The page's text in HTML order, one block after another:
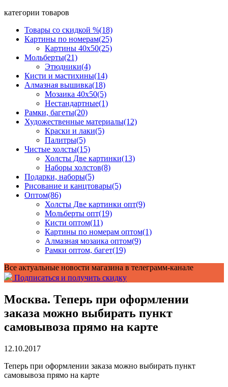
категории товаров
Товары со скидкой %(18)
Картины по номерам(25)
Картины 40x50(25)
Мольберты(21)
Этюдники(4)
Кисти и мастихины(14)
Алмазная вышивка(18)
Мозаика 40x50(5)
Нестандартные(1)
Рамки, багеты(20)
Художественные материалы(12)
Краски и лаки(5)
Палитры(5)
Чистые холсты(15)
Холсты Две картинки(13)
Наборы холстов(8)
Подарки, наборы(5)
Рисование и канцтовары(5)
Оптом(86)
Холсты Две картинки опт(9)
Мольберты опт(19)
Кисти оптом(11)
Картины по номерам оптом(1)
Алмазная мозаика оптом(9)
Рамки оптом, багет(19)
Все актуальные новости магазина в телеграмм-канале
Подписаться и получить скидку
Москва. Теперь при оформлении
заказа можно выбирать пункт
самовывоза прямо на карте
12.10.2017
Теперь при оформлении заказа можно выбирать пункт
самовывоза прямо на карте